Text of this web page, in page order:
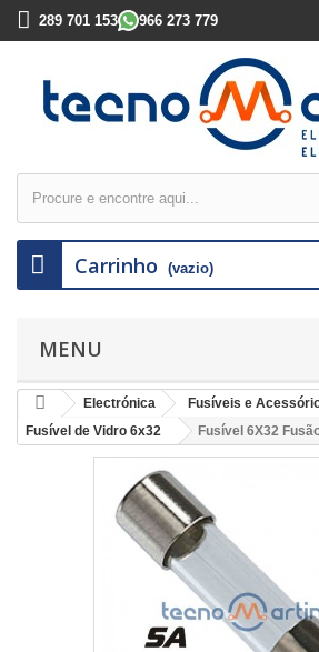
289 701 153 966 273 779
Carrinho (vazio)
MENU
Electrónica
Fusíveis e
Fusível de Vidro 6x32
Fusível 6X32